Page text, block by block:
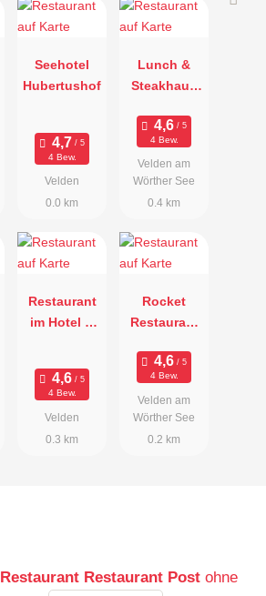
Seehotel
Hubertushof
4 Bew.
Velden
0.0 km
Lunch &
Steakhaus
g
4 Bew.
Velden am
Wörther See
0.4 km
Restaurant
im Hotel &
4 Bew.
Velden
0.3 km
Rocket
Restaurant
4 Bew.
Velden am
Wörther See
0.2 km
Restaurant Restaurant Post ohne